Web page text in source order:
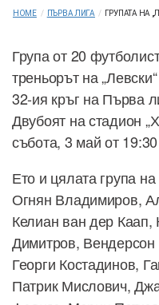
HOME / ПЪРВА ЛИГА / ГРУПАТА НА
Група от 20
треньорът на
32-ия кръг на Първа
Двубоят на стадион
събота, 3 май от
Ето и цялата група
Огнян Владимиров,
Келиан ван дер Каап,
Димитров,
Георги Костадинов,
Патрик Мислович,